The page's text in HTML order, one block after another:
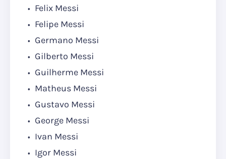
Felix Messi
Felipe Messi
Germano Messi
Gilberto Messi
Guilherme Messi
Matheus Messi
Gustavo Messi
George Messi
Ivan Messi
Igor Messi